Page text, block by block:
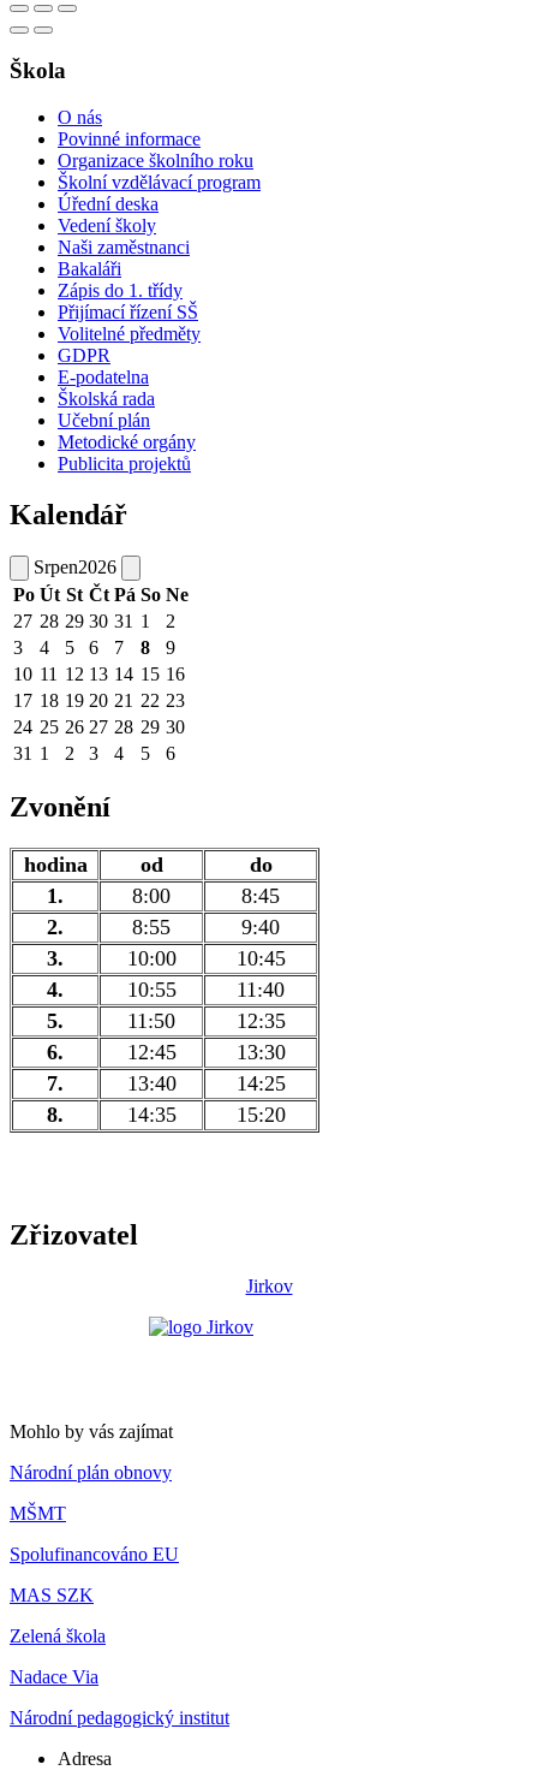
Škola
O nás
Povinné informace
Organizace školního roku
Školní vzdělávací program
Úřední deska
Vedení školy
Naši zaměstnanci
Bakaláři
Zápis do 1. třídy
Přijímací řízení SŠ
Volitelné předměty
GDPR
E-podatelna
Školská rada
Učební plán
Metodické orgány
Publicita projektů
Kalendář
Srpen2026
Po Út St Čt Pá So Ne
27 28 29 30 31 1
2
3
4 5 6 7 8
9
10 11 12 13 14 15 16
17 18 19 20 21 22 23
24 25 26 27 28 29 30
31 1 2 3 4 5 6
Zvonění
hodina od
do
1.
8:00
8:45
2.
8:55
9:40
3.
10:00
10:45
4.
10:55
11:40
5.
11:50
12:35
6.
12:45
13:30
7.
13:40
14:25
8.
14:35 15:20
Zřizovatel
Jirkov
Mohlo by vás zajímat
Národní plán obnovy
MŠMT
Spolufinancováno EU
MAS SZK
Zelená škola
Nadace Via
Národní pedagogický institut
Adresa